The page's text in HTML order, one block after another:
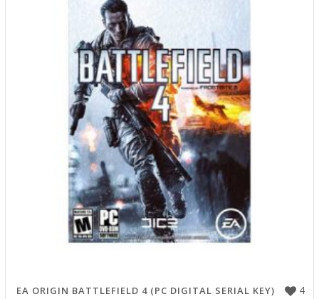
4
EA ORIGIN BATTLEFIELD 4 (PC DIGITAL SERIAL KEY)